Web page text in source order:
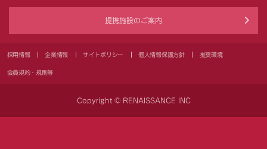
提携施設のご案内
採用情報 企業情報 サイトポリシー 個人情報保護方針 推奨環境
会員規約・規則等
Copyright © RENAISSANCE INC